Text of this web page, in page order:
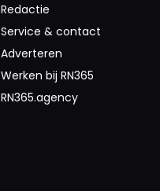
Redactie
Service & contact
Adverteren
Werken bij RN365
RN365.agency